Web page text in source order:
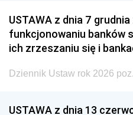
USTAWA z dnia 7 grudnia
funkcjonowaniu banków
ich zrzeszaniu się i
Dziennik Ustaw rok 2026
USTAWA z dnia 13